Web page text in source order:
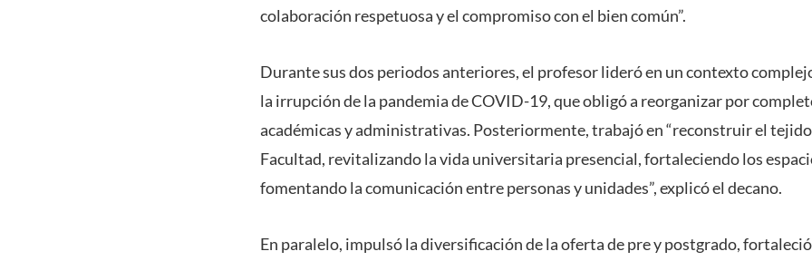
colaboración respetuosa y el compromiso con el bien común”.
Durante sus dos periodos anteriores, el profesor lideró en un contexto
la irrupción de la pandemia de COVID-19, que obligó a reorganizar por
académicas y administrativas. Posteriormente, trabajó en “reconstruir el tejido
Facultad, revitalizando la vida universitaria presencial, fortaleciendo los
fomentando la comunicación entre personas y unidades”, explicó el decano.
En paralelo, impulsó la diversificación de la oferta de pre y postgrado,